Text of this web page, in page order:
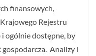
finansowych,
Rejestru
i ogólnie dostępne, by
gospodarcza. Analizy i